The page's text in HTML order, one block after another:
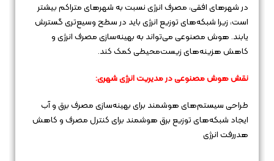
در شهرهای افقی، مصرف انرژی نسبت به شهرهای متراکم بیشتر
است، زیرا شبکه‌های توزیع انرژی باید در سطح وسیع‌تری گسترش
یابند. هوش مصنوعی می‌تواند به بهینه‌سازی مصرف انرژی و
کاهش هزینه‌های زیست‌محیطی کمک کند.
نقش هوش مصنوعی در مدیریت انرژی شهری:
طراحی سیستم‌های هوشمند برای بهینه‌سازی مصرف برق و آب
ایجاد شبکه‌های توزیع برق هوشمند برای کنترل مصرف و کاهش
هدررفت انرژی